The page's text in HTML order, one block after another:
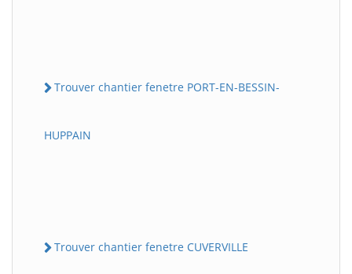
Trouver chantier fenetre PORT-EN-BESSIN-
HUPPAIN
Trouver chantier fenetre CUVERVILLE